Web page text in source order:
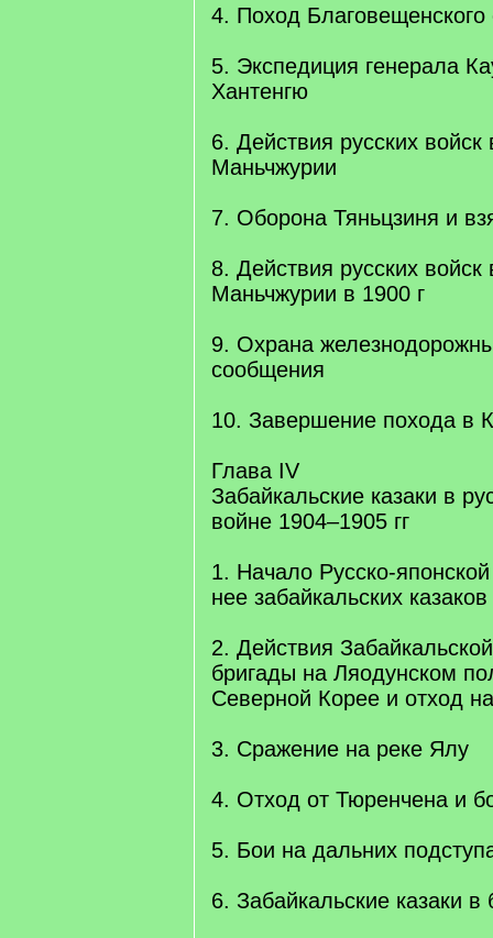
4. Поход Благовещенского
5. Экспедиция генерала
Хантенгю
6. Действия русских
Маньчжурии
7. Оборона Тяньцзиня и
8. Действия русских
Маньчжурии в 1900 г
9. Охрана
сообщения
10. Завершение похода в
Глава IV
Забайкальские казаки в
войне 1904–1905 гг
1. Начало Русско-
нее забайкальских казаков
2. Действия
бригады на Ляодунском
Северной Корее и отход
3. Сражение на реке Ялу
4. Отход от Тюренчена и
5. Бои на дальних
6. Забайкальские казаки